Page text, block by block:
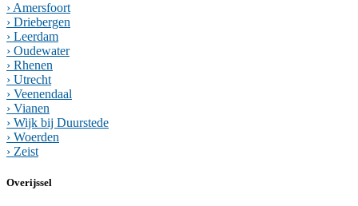
› Amersfoort
› Driebergen
› Leerdam
› Oudewater
› Rhenen
› Utrecht
› Veenendaal
› Vianen
› Wijk bij Duurstede
› Woerden
› Zeist
Overijssel